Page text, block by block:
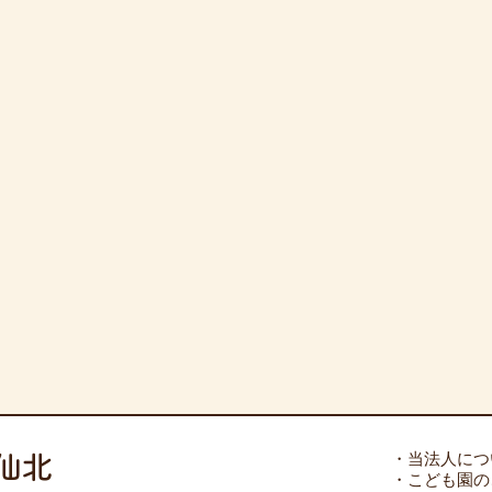
・当法人に
・こども園
北